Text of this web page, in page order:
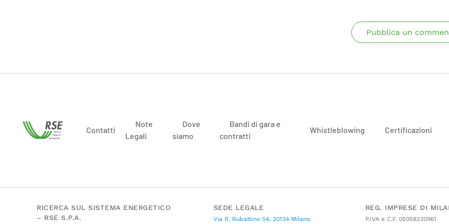
Pubblica un
Contatti
Note
Legali
Dove
siamo
Bandi di gara e
contratti
Whistleblowing Certificazioni
RICERCA SUL SISTEMA ENERGETICO
– RSE S.P.A.
SEDE LEGALE
Via R. Rubattino 54, 20134 Milano
REG. IMPRESE DI
P.IVA e C.F. 05058230961